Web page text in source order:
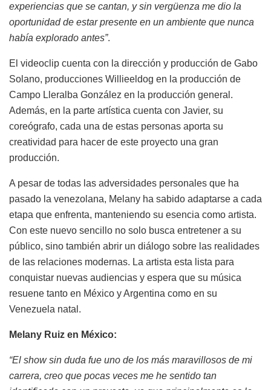
experiencias que se cantan, y sin vergüenza me dio la
oportunidad de estar presente en un ambiente que nunca
había explorado antes”.
El videoclip cuenta con la dirección y producción de Gabo
Solano, producciones Willieeldog en la producción de
Campo Lleralba González en la producción general.
Además, en la parte artística cuenta con Javier, su
coreógrafo, cada una de estas personas aporta su
creatividad para hacer de este proyecto una gran
producción.
A pesar de todas las adversidades personales que ha
pasado la venezolana, Melany ha sabido adaptarse a cada
etapa que enfrenta, manteniendo su esencia como artista.
Con este nuevo sencillo no solo busca entretener a su
público, sino también abrir un diálogo sobre las realidades
de las relaciones modernas. La artista esta lista para
conquistar nuevas audiencias y espera que su música
resuene tanto en México y Argentina como en su
Venezuela natal.
Melany Ruiz en México:
“El show sin duda fue uno de los más maravillosos de mi
carrera, creo que pocas veces me he sentido tan